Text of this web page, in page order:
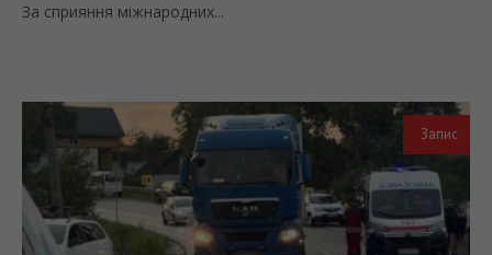
За сприяння міжнародних...
Запис